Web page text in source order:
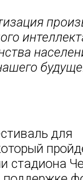
для
стадиона